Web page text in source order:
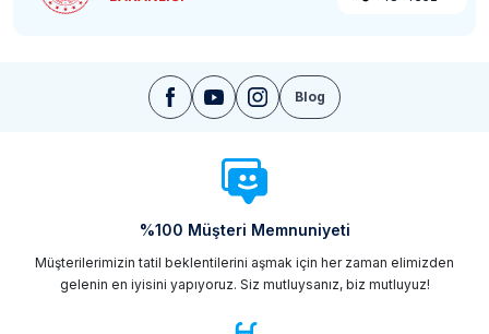
Blog
%100 Müşteri Memnuniyeti
Müşterilerimizin tatil beklentilerini aşmak için her zaman elimizden
gelenin en iyisini yapıyoruz. Siz mutluysanız, biz mutluyuz!